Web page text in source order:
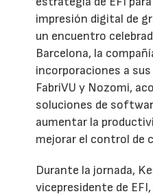
impresión digital de
un encuentro
Barcelona, la
incorporaciones a
FabriVU y Nozomi,
soluciones de
aumentar la
mejorar el control de
Durante la jornada,
vicepresidente de